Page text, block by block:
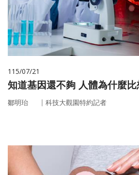
115/07/21
知道基因還不夠 人
鄒明珆 ｜ 科技大觀園特約記者